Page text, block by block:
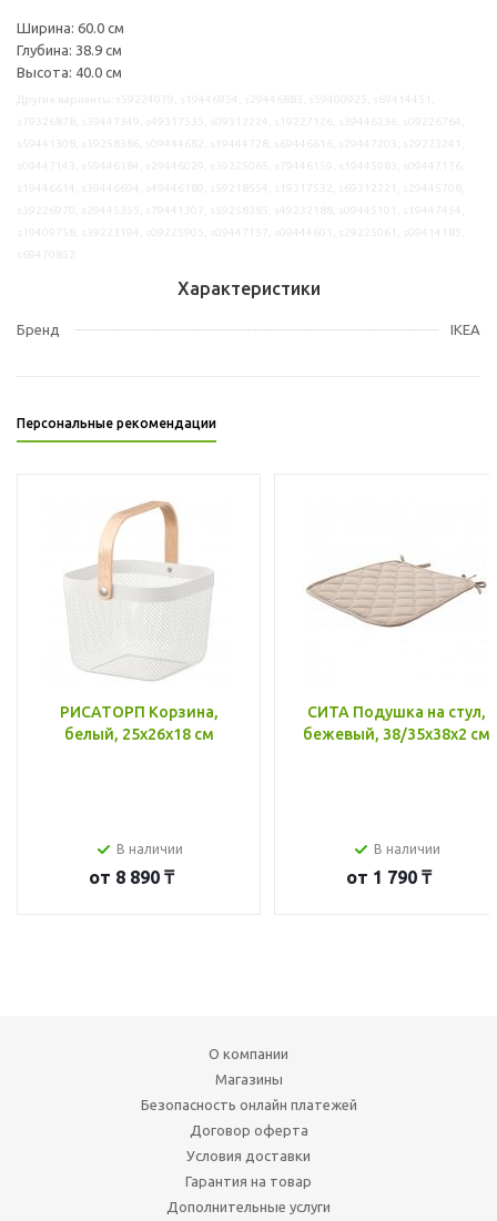
Ширина: 60.0 см
Глубина: 38.9 см
Высота: 40.0 см
Характеристики
Бренд IKEA
Персональные рекомендации
РИСАТОРП Корзина,
белый, 25x26x18 см
В наличии
от 8 890 ₸
СИТА Подушка на стул,
бежевый, 38/35x38x2 см
В наличии
от 1 790 ₸
О компании
Магазины
Безопасность онлайн платежей
Договор оферта
Условия доставки
Гарантия на товар
Дополнительные услуги